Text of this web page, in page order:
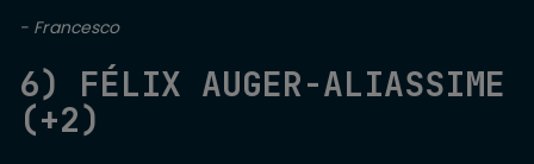
- Francesco
6) FÉLIX AUGER-ALIASSIME
(+2)